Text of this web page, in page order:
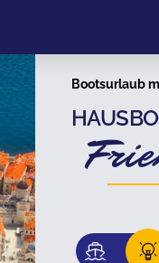
Bootsurlaub